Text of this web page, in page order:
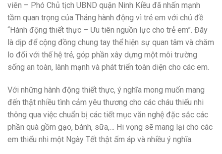
viên – Phó Chủ tịch UBND quận Ninh Kiều đã nhấn mạnh
tầm quan trọng của Tháng hành động vì trẻ em với chủ đề
“Hành động thiết thực – Ưu tiên nguồn lực cho trẻ em”. Đây
là dịp để cộng đồng chung tay thể hiện sự quan tâm và chăm
lo đối với thế hệ trẻ, góp phần xây dựng một môi trường
sống an toàn, lành mạnh và phát triển toàn diện cho các em.
Với những hành động thiết thực, ý nghĩa mong muốn mang
đến thật nhiều tình cảm yêu thương cho các cháu thiếu nhi
thông qua việc chuẩn bị các tiết mục văn nghệ đặc sắc các
phần quà gồm gạo, bánh, sữa,… Hi vọng sẽ mang lại cho các
em thiếu nhi một Ngày Tết thật ấm áp và nhiều ý nghĩa.